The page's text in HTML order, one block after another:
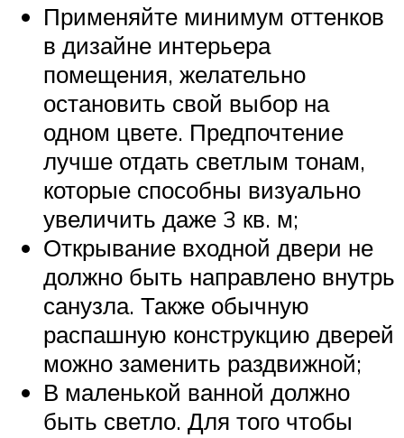
Применяйте минимум оттенков
в дизайне интерьера
помещения, желательно
остановить свой выбор на
одном цвете. Предпочтение
лучше отдать светлым тонам,
которые способны визуально
увеличить даже 3 кв. м;
Открывание входной двери не
должно быть направлено внутрь
санузла. Также обычную
распашную конструкцию дверей
можно заменить раздвижной;
В маленькой ванной должно
быть светло. Для того чтобы